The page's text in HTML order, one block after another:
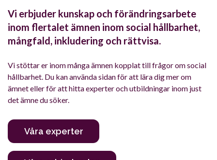
Vi erbjuder kunskap och förändringsarbete
inom flertalet ämnen inom social hållbarhet,
mångfald, inkludering och rättvisa.
Vi stöttar er inom många ämnen kopplat till frågor om social
hållbarhet. Du kan använda sidan för att lära dig mer om
ämnet eller för att hitta experter och utbildningar inom just
det ämne du söker.
Våra experter